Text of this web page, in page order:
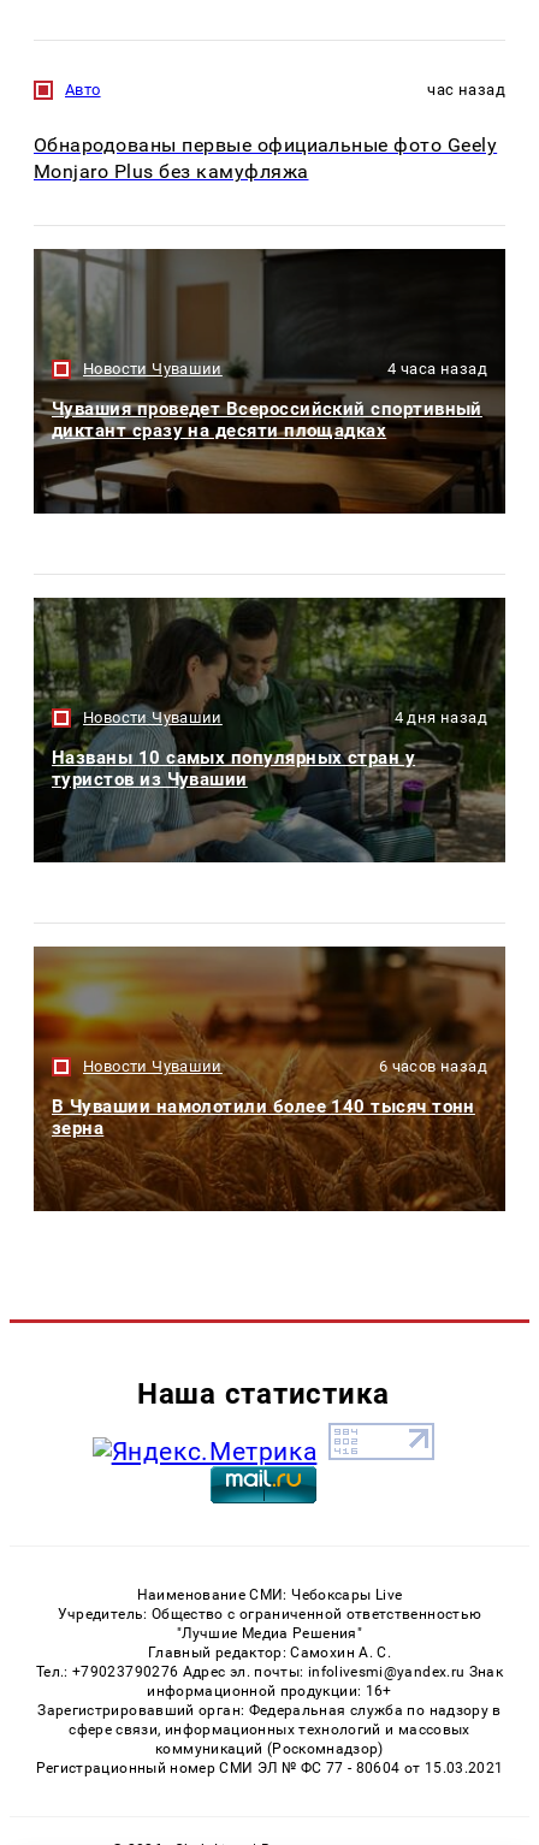
Авто час назад
Обнародованы первые официальные фото Geely
Monjaro Plus без камуфляжа
Новости Чувашии 4 часа назад
Чувашия проведет Всероссийский спортивный
диктант сразу на десяти площадках
Новости Чувашии 4 дня назад
Названы 10 самых популярных стран у
туристов из Чувашии
Новости Чувашии 6 часов назад
В Чувашии намолотили более 140 тысяч тонн
зерна
Наша статистика
Наименование СМИ: Чебоксары Live
Учредитель: Общество с ограниченной ответственностью
"Лучшие Медиа Решения"
Главный редактор: Самохин А. С.
Тел.: +79023790276 Адрес эл. почты: infolivesmi@yandex.ru Знак
информационной продукции: 16+
Зарегистрировавший орган: Федеральная служба по надзору в
сфере связи, информационных технологий и массовых
коммуникаций (Роскомнадзор)
Регистрационный номер СМИ ЭЛ № ФС 77 - 80604 от 15.03.2021